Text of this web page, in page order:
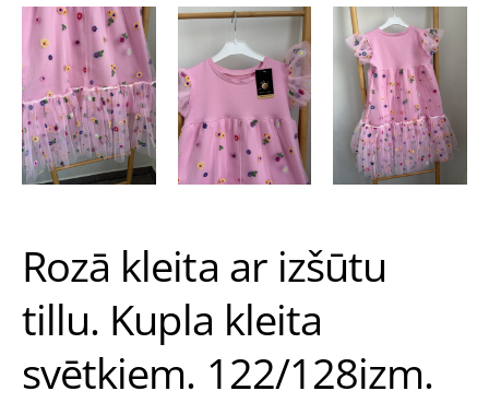
Rozā kleita ar izšūtu
tillu. Kupla kleita
svētkiem. 122/128izm.